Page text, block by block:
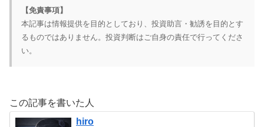
【免責事項】
本記事は情報提供を目的としており、投資助言・勧誘を目的とす
るものではありません。投資判断はご自身の責任で行ってくださ
い。
この記事を書いた人
hiro